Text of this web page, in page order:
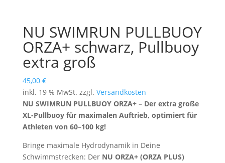
NU SWIMRUN PULLBUOY
ORZA+ schwarz, Pullbuoy
extra groß
45,00 €
inkl. 19 % MwSt. zzgl. Versandkosten
NU SWIMRUN PULLBUOY ORZA+ – Der extra große
XL-Pullbuoy für maximalen Auftrieb, optimiert für
Athleten von 60–100 kg!
Bringe maximale Hydrodynamik in Deine
Schwimmstrecken: Der NU ORZA+ (ORZA PLUS)